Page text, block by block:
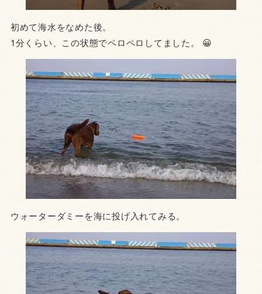
初めて海水をなめた後。
1分くらい、この状態でペロペロしてました。 😀
ウォーターダミーを海に投げ入れてみる。